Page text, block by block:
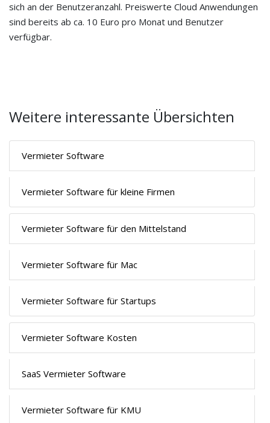
sich an der Benutzeranzahl. Preiswerte Cloud Anwendungen
sind bereits ab ca. 10 Euro pro Monat und Benutzer
verfügbar.
Weitere interessante Übersichten
Vermieter Software
Vermieter Software für kleine Firmen
Vermieter Software für den Mittelstand
Vermieter Software für Mac
Vermieter Software für Startups
Vermieter Software Kosten
SaaS Vermieter Software
Vermieter Software für KMU